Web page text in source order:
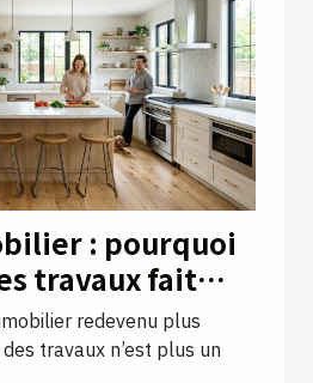
: pourquoi
travaux fait
la
redevenu plus
travaux n’est plus un